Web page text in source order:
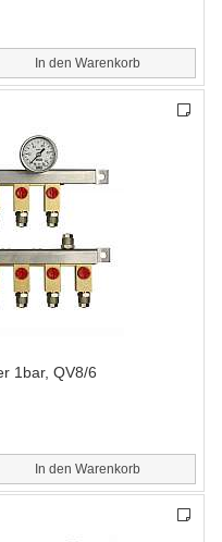
In den Warenkorb
1bar, QV8/6
In den Warenkorb